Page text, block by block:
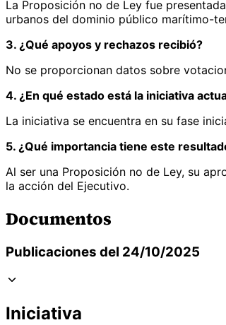
La Proposición no de Ley fue
urbanos del dominio público marítimo-
3. ¿Qué apoyos y rechazos recibió?
No se proporcionan datos sobre
4. ¿En qué estado está la iniciativa
La iniciativa se encuentra en su fase
5. ¿Qué importancia tiene este
Al ser una Proposición no de Ley, su
la acción del Ejecutivo.
Documentos
Publicaciones del 24/10/2025
Iniciativa